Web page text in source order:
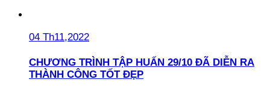
04 Th11,2022
CHƯƠNG TRÌNH TẬP HUẤN 29/10 ĐÃ DIỄN RA
THÀNH CÔNG TỐT ĐẸP